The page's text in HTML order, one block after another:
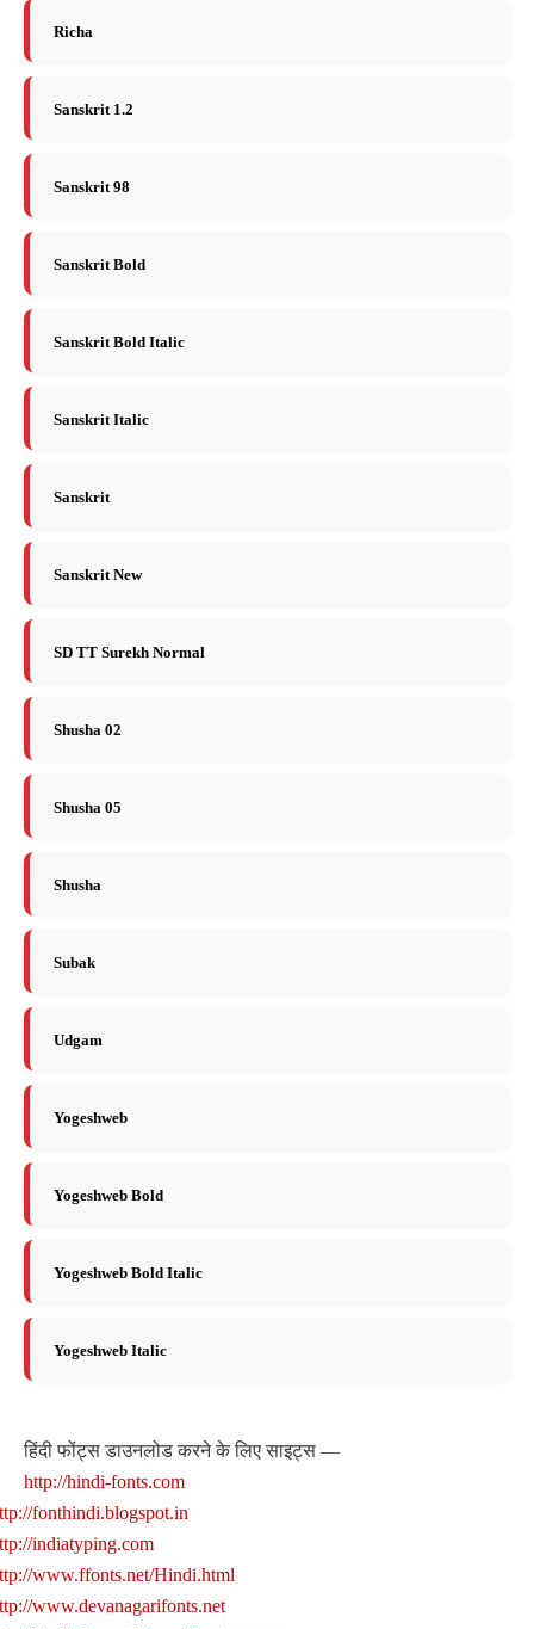
Richa
Sanskrit 1.2
Sanskrit 98
Sanskrit Bold
Sanskrit Bold Italic
Sanskrit Italic
Sanskrit
Sanskrit New
SD TT Surekh Normal
Shusha 02
Shusha 05
Shusha
Subak
Udgam
Yogeshweb
Yogeshweb Bold
Yogeshweb Bold Italic
Yogeshweb Italic
हिंदी फोंट्स डाउनलोड करने के लिए साइट्स —
http://hindi-fonts.com
fonthindi.blogspot.in
indiatyping.com
www.ffonts.net/Hindi.html
www.devanagarifonts.net